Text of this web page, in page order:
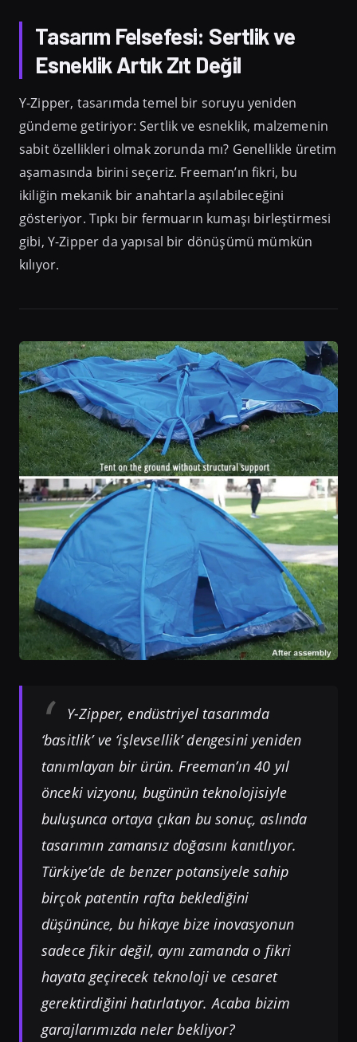
Tasarım Felsefesi: Sertlik ve
Esneklik Artık Zıt Değil
Y-Zipper, tasarımda temel bir soruyu yeniden
gündeme getiriyor: Sertlik ve esneklik, malzemenin
sabit özellikleri olmak zorunda mı? Genellikle üretim
aşamasında birini seçeriz. Freeman’ın fikri, bu
ikiliğin mekanik bir anahtarla aşılabileceğini
gösteriyor. Tıpkı bir fermuarın kumaşı birleştirmesi
gibi, Y-Zipper da yapısal bir dönüşümü mümkün
kılıyor.
Y-Zipper, endüstriyel tasarımda
‘basitlik’ ve ‘işlevsellik’ dengesini yeniden
tanımlayan bir ürün. Freeman’ın 40 yıl
önceki vizyonu, bugünün teknolojisiyle
buluşunca ortaya çıkan bu sonuç, aslında
tasarımın zamansız doğasını kanıtlıyor.
Türkiye’de de benzer potansiyele sahip
birçok patentin rafta beklediğini
düşününce, bu hikaye bize inovasyonun
sadece fikir değil, aynı zamanda o fikri
hayata geçirecek teknoloji ve cesaret
gerektirdiğini hatırlatıyor. Acaba bizim
garajlarımızda neler bekliyor?